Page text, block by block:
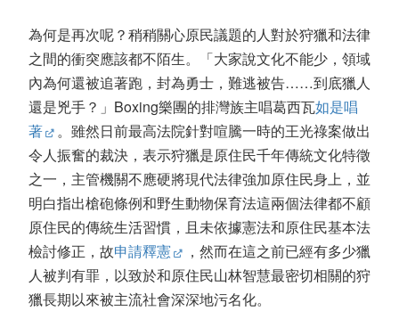
為何是再次呢？稍稍關心原民議題的人對於狩獵和法律
之間的衝突應該都不陌生。「大家說文化不能少，領域
內為何還被追著跑，封為勇士，難逃被告……到底獵人
還是兇手？」Boxing樂團的排灣族主唱葛西瓦如是唱
著
。雖然日前最高法院針對喧騰一時的王光祿案做出
令人振奮的裁決，表示狩獵是原住民千年傳統文化特徵
之一，主管機關不應硬將現代法律強加原住民身上，並
明白指出槍砲條例和野生動物保育法這兩個法律都不顧
原住民的傳統生活習慣，且未依據憲法和原住民基本法
檢討修正，故申請釋憲
，然而在這之前已經有多少獵
人被判有罪，以致於和原住民山林智慧最密切相關的狩
獵長期以來被主流社會深深地污名化。